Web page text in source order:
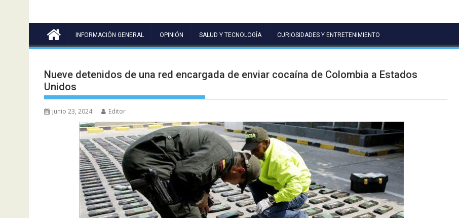
INFORMACIÓN GENERAL OPINIÓN SALUD Y TECNOLOGÍA CURIOSIDADES Y ENTRETENIMIENTO
Nueve detenidos de una red encargada de enviar cocaína de Colombia a Estados
Unidos
junio 23, 2024 Editor